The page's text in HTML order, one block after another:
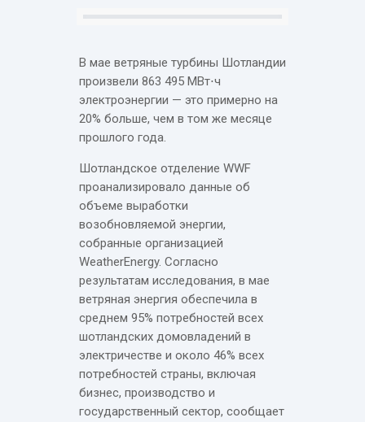
В мае ветряные турбины Шотландии
произвели 863 495 МВт⋅ч
электроэнергии — это примерно на
20% больше, чем в том же месяце
прошлого года.
Шотландское отделение WWF
проанализировало данные об
объеме выработки
возобновляемой энергии,
собранные организацией
WeatherEnergy. Согласно
результатам исследования, в мае
ветряная энергия обеспечила в
среднем 95% потребностей всех
шотландских домовладений в
электричестве и около 46% всех
потребностей страны, включая
бизнес, производство и
государственный сектор, сообщает